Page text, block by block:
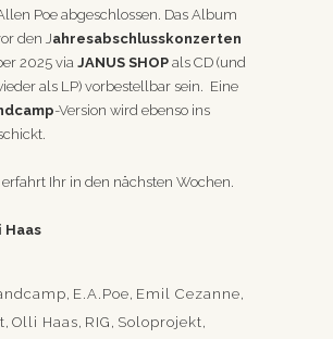
Poe abgeschlossen. Das Album
den Jahresabschlusskonzerten
2025 via JANUS SHOP als CD (und
als LP) vorbestellbar sein. Eine
-Version wird ebenso ins
Ihr in den nächsten Wochen.
Haas
, E.A.Poe, Emil Cezanne,
, Olli Haas, RIG , Soloprojekt,